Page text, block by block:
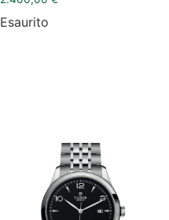
Esaurito